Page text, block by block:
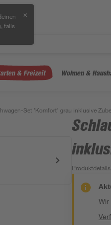
, falls
✕
& Freizeit Wohnen &
Set 'Komfort' grau inklusive
Produktdetails
Wir